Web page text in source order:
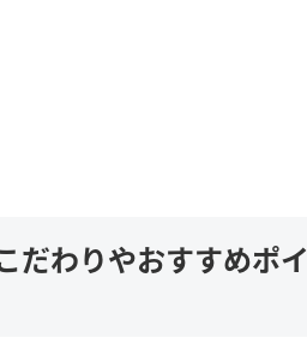
だわりやおすすめポイ